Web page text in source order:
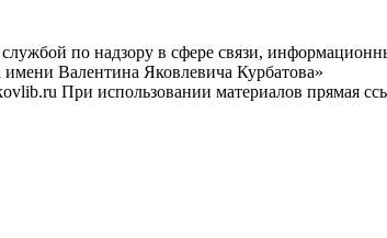
по надзору в сфере связи,
имени Валентина Яковлевича Курбатова»
При использовании материалов прямая